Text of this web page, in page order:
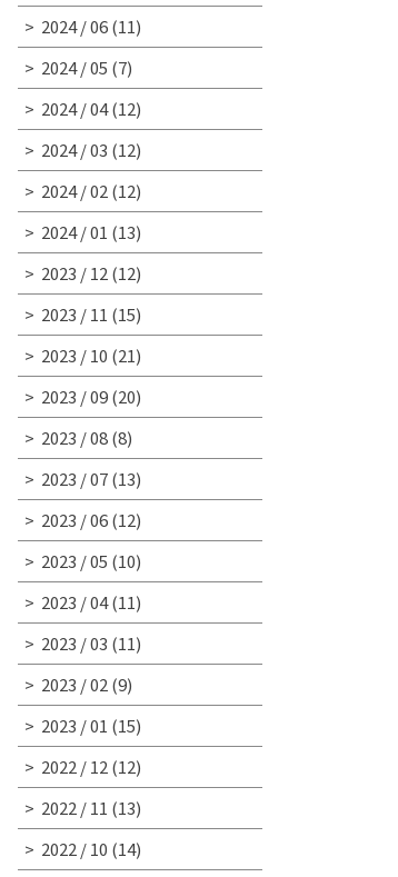
2024 / 06(11)
2024 / 05 (7)
2024 / 04(12)
2024 / 03 (12)
2024 / 02 (12)
2024 / 01 (13)
2023 / 12 (12)
2023 / 11 (15)
2023 / 10 (21)
2023 / 09(20)
2023 / 08(8)
2023 / 07(13)
2023 / 06(12)
2023 / 05 (10)
2023 / 04(11)
2023 / 03 (11)
2023 / 02 (9)
2023 / 01 (15)
2022 / 12 (12)
2022 / 11 (13)
2022 / 10 (14)